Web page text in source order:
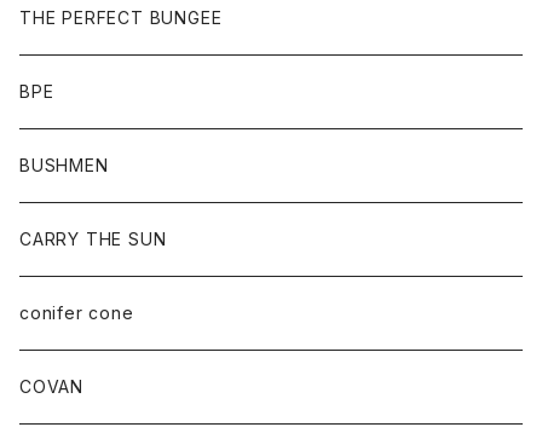
THE PERFECT BUNGEE
BPE
BUSHMEN
CARRY THE SUN
conifer cone
COVAN